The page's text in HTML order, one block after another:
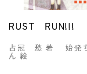
RUST RUN!!!
占冠 愁 著 始発
ん 絵